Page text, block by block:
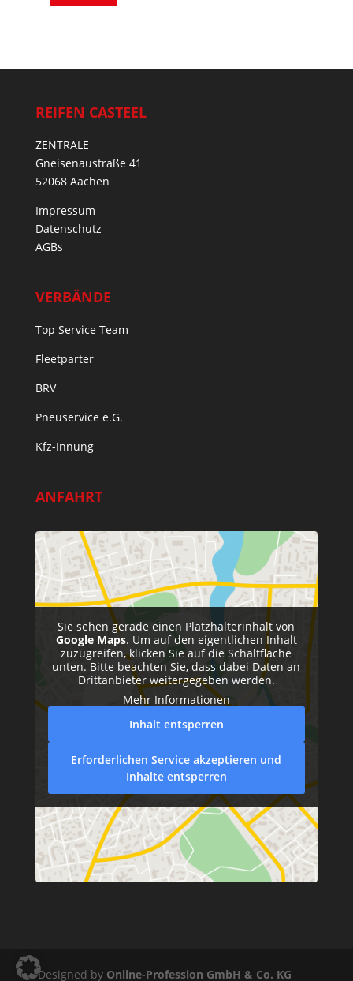
REIFEN CASTEEL
ZENTRALE
Gneisenaustraße 41
52068 Aachen
Impressum
Datenschutz
AGBs
VERBÄNDE
Top Service Team
Fleetparter
BRV
Pneuservice e.G.
Kfz-Innung
ANFAHRT
Sie sehen gerade einen Platzhalterinhalt von
Google Maps. Um auf den eigentlichen Inhalt
zuzugreifen, klicken Sie auf die Schaltfläche
unten. Bitte beachten Sie, dass dabei Daten an
Drittanbieter weitergegeben werden.
Mehr Informationen
Inhalt entsperren
Erforderlichen Service akzeptieren und
Inhalte entsperren
Designed by Online-Profession GmbH & Co. KG